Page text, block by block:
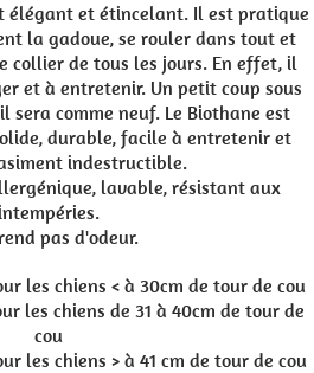
élégant et étincelant. Il est pratique
la gadoue, se rouler dans tout et
collier de tous les jours. En effet, il
et à entretenir. Un petit coup sous
sera comme neuf. Le Biothane est
durable, facile à entretenir et
indestructible.
lavable, résistant aux
intempéries.
pas d'odeur.
les chiens < à 30cm de tour de cou
les chiens de 31 à 40cm de tour de
cou
les chiens > à 41 cm de tour de cou